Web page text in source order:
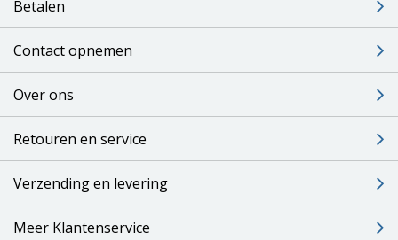
Betalen
Contact opnemen
Over ons
Retouren en service
Verzending en levering
Meer Klantenservice